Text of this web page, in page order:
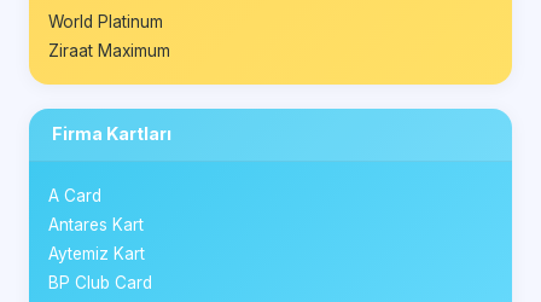
World Platinum
Ziraat Maximum
Firma Kartları
A Card
Antares Kart
Aytemiz Kart
BP Club Card